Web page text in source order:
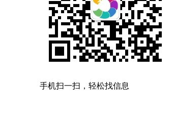
手机扫一扫，轻松找信息